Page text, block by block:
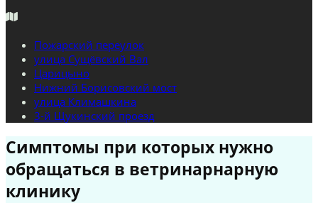
Пожарский переулок
улица Сущёвский Вал
Царицыно
Нижний Борисовский мост
улица Климашкина
3-й Щукинский проезд
Симптомы при которых нужно
обращаться в ветринарнарную
клинику